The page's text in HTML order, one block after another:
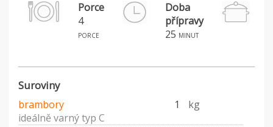
Porce
4
porce
Doba
přípravy
25 minut
Suroviny
brambory 1
kg
ideálně varný typ C